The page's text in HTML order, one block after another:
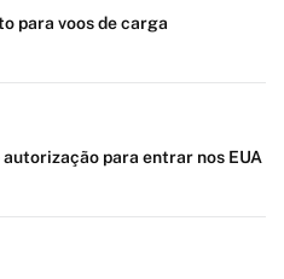
para voos de carga
para entrar nos EUA